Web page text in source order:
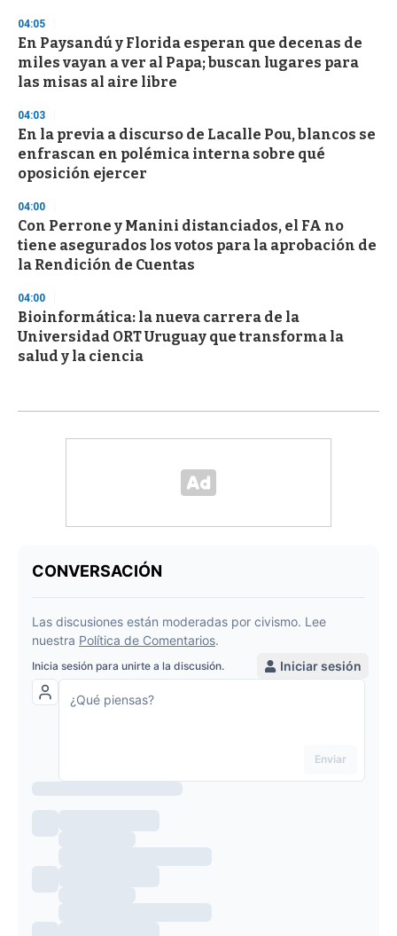
04:05
En Paysandú y Florida esperan que decenas de
miles vayan a ver al Papa; buscan lugares para
las misas al aire libre
04:03
En la previa a discurso de Lacalle Pou, blancos se
enfrascan en polémica interna sobre qué
oposición ejercer
04:00
Con Perrone y Manini distanciados, el FA no
tiene asegurados los votos para la aprobación de
la Rendición de Cuentas
04:00
Bioinformática: la nueva carrera de la
Universidad ORT Uruguay que transforma la
salud y la ciencia